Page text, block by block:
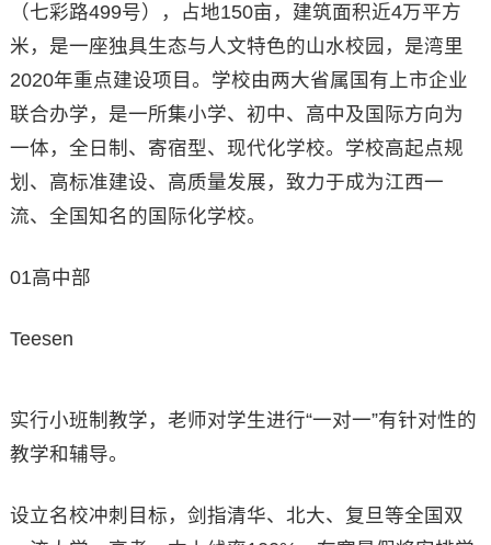
（七彩路499号），占地150亩，建筑面积近4万平方
米，是一座独具生态与人文特色的山水校园，是湾里
2020年重点建设项目。学校由两大省属国有上市企业
联合办学，是一所集小学、初中、高中及国际方向为
一体，全日制、寄宿型、现代化学校。学校高起点规
划、高标准建设、高质量发展，致力于成为江西一
流、全国知名的国际化学校。
01高中部
Teesen
实行小班制教学，老师对学生进行“一对一”有针对性的
教学和辅导。
设立名校冲刺目标，剑指清华、北大、复旦等全国双